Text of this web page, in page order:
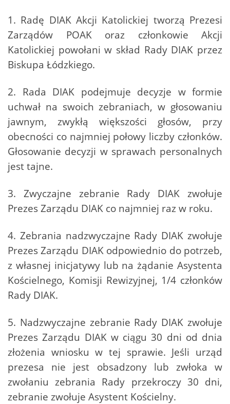
1. Radę DIAK Akcji Katolickiej tworzą Prezesi
Zarządów POAK oraz członkowie Akcji
Katolickiej powołani w skład Rady DIAK przez
Biskupa Łódzkiego.
2. Rada DIAK podejmuje decyzje w formie
uchwał na swoich zebraniach, w głosowaniu
jawnym, zwykłą większości głosów, przy
obecności co najmniej połowy liczby członków.
Głosowanie decyzji w sprawach personalnych
jest tajne.
3. Zwyczajne zebranie Rady DIAK zwołuje
Prezes Zarządu DIAK co najmniej raz w roku.
4. Zebrania nadzwyczajne Rady DIAK zwołuje
Prezes Zarządu DIAK odpowiednio do potrzeb,
z własnej inicjatywy lub na żądanie Asystenta
Kościelnego, Komisji Rewizyjnej, 1/4 członków
Rady DIAK.
5. Nadzwyczajne zebranie Rady DIAK zwołuje
Prezes Zarządu DIAK w ciągu 30 dni od dnia
złożenia wniosku w tej sprawie. Jeśli urząd
prezesa nie jest obsadzony lub zwłoka w
zwołaniu zebrania Rady przekroczy 30 dni,
zebranie zwołuje Asystent Kościelny.